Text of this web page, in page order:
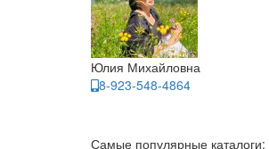
Юлия Михайловна
8-923-548-4864
Самые популярные каталоги: